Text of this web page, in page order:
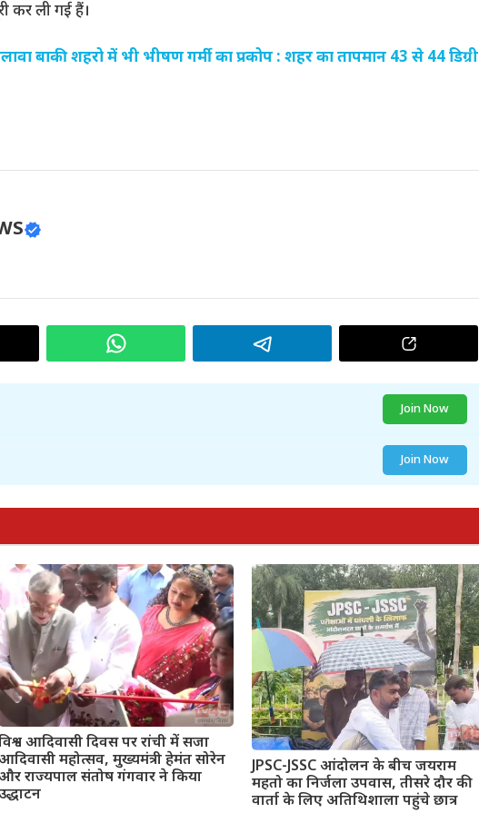
कर ली गई हैं।
बाकी शहरो में भी भीषण गर्मी का प्रकोप : शहर का तापमान 43 से 44 डिग्री
Join Now
Join Now
आदिवासी दिवस पर रांची में सजा
महोत्सव, मुख्यमंत्री हेमंत सोरेन
राज्यपाल संतोष गंगवार ने किया
JPSC-JSSC आंदोलन के बीच जयराम
महतो का निर्जला उपवास, तीसरे दौर की
वार्ता के लिए अतिथिशाला पहुंचे छात्र